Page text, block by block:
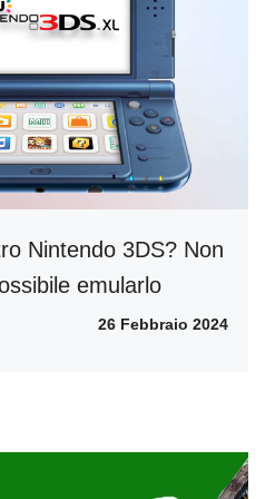
Nintendo 3DS? Non
emularlo
26 Febbraio 2024